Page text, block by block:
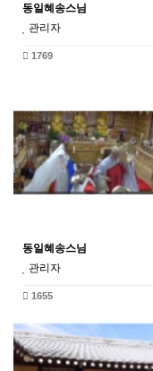
동일혜송스님
관리자
1769
동일혜송스님
관리자
1655